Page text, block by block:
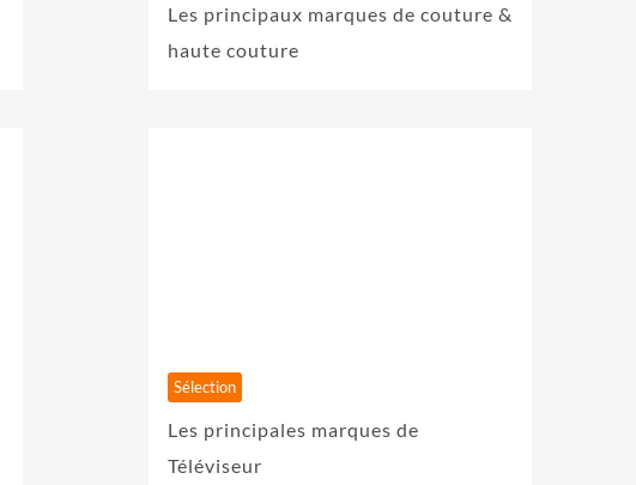
Les principaux marques de couture &
haute couture
Sélection
Les principales marques de
Téléviseur